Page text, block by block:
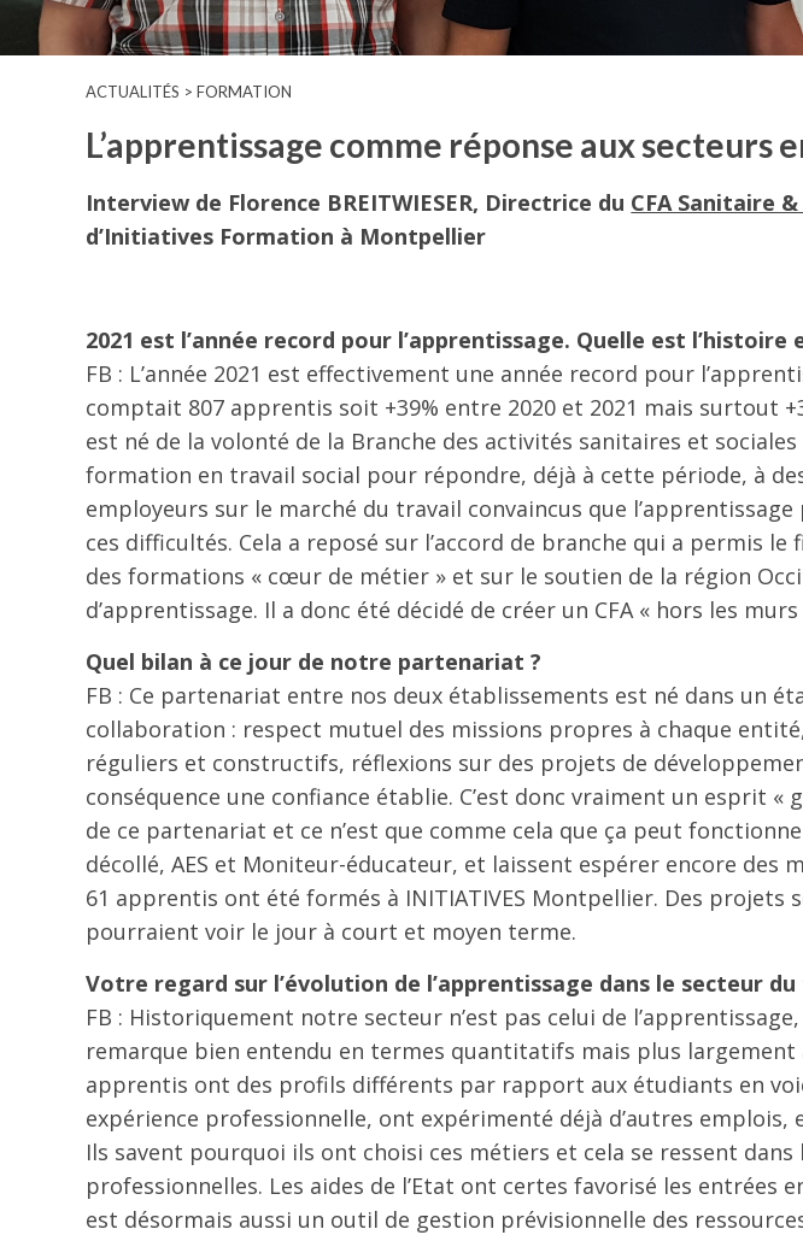
ACTUALITÉS > FORMATION
L’apprentissage comme réponse aux secteurs
Interview de Florence BREITWIESER, Directrice du CFA Sanitaire &
d’Initiatives Formation à Montpellier
2021 est l’année record pour l’apprentissage. Quelle est l’histoire
FB : L’année 2021 est effectivement une année record pour
comptait 807 apprentis soit +39% entre 2020 et 2021 mais surtout
est né de la volonté de la Branche des activités sanitaires et sociales
formation en travail social pour répondre, déjà à cette période, à
employeurs sur le marché du travail convaincus que
ces difficultés. Cela a reposé sur l’accord de branche qui a permis
des formations « cœur de métier » et sur le soutien de la région
d’apprentissage. Il a donc été décidé de créer un CFA « hors les murs
Quel bilan à ce jour de notre partenariat ?
FB : Ce partenariat entre nos deux établissements est né dans un
collaboration : respect mutuel des missions propres à chaque
réguliers et constructifs, réflexions sur des projets de
conséquence une confiance établie. C’est donc vraiment un esprit «
de ce partenariat et ce n’est que comme cela que ça peut
décollé, AES et Moniteur-éducateur, et laissent espérer encore des
61 apprentis ont été formés à INITIATIVES Montpellier. Des projets
pourraient voir le jour à court et moyen terme.
Votre regard sur l’évolution de l’apprentissage dans le secteur
FB : Historiquement notre secteur n’est pas celui de
remarque bien entendu en termes quantitatifs mais plus largement
apprentis ont des profils différents par rapport aux étudiants en
expérience professionnelle, ont expérimenté déjà d’autres
Ils savent pourquoi ils ont choisi ces métiers et cela se ressent
professionnelles. Les aides de l’Etat ont certes favorisé les entrées
est désormais aussi un outil de gestion prévisionnelle des